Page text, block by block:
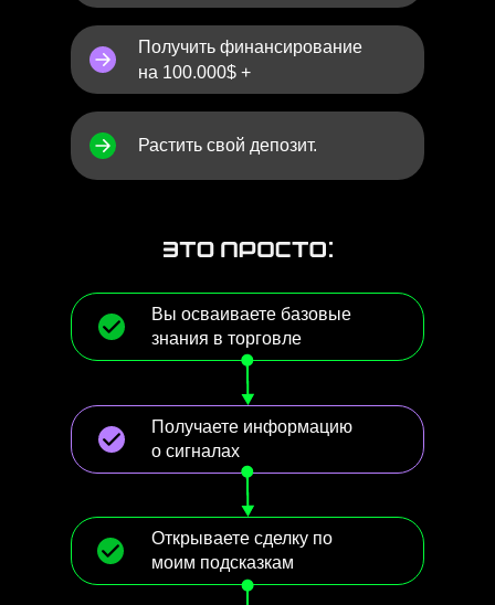
Растить свой депозит.
Получить финансирование
на 100.000$ +
Bы осваиваете базовые
знания в торговле
Открываете сделку по
моим подсказкам
Получаете информацию
о сигналах